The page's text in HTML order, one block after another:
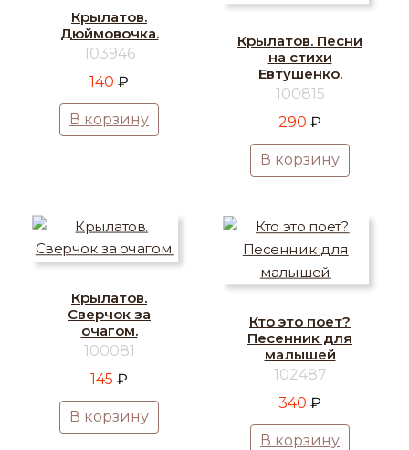
Крылатов.
Дюймовочка.
103946
140 ₽
В корзину
Крылатов. Песни
на стихи
Евтушенко.
100815
290 ₽
В корзину
Крылатов.
Сверчок за
очагом.
100081
145 ₽
В корзину
Кто это поет?
Песенник для
малышей
102487
340 ₽
В корзину